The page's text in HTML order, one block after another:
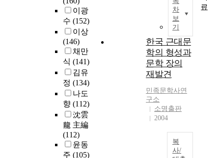
이광
수 (152)
이상
(146)
채만
식 (141)
김유
정 (134)
나도
향 (112)
沈雲
龍 主編
(112)
윤동
주 (105)
차
보
기
한국 근대문
학의 형성과
문학 장의
재발견
민족문학사연
구소
소명출판
2004
복
사/
료